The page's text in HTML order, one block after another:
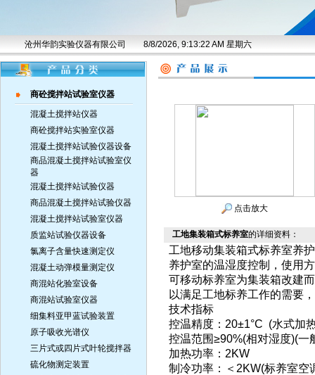
沧州华韵实验仪器有限公司 8/8/2026, 9:13:22 AM 星期六
商砼搅拌站试验室仪器
混凝土搅拌站仪器
商砼搅拌站实验室仪器
混凝土搅拌站试验仪器设备
商品混凝土搅拌站试验室仪
器
混凝土搅拌站试验仪器
商品混凝土搅拌站试验仪器
混凝土搅拌站试验室仪器
质监站试验仪器设备
氯离子含量快速测定仪
混凝土动弹模量测定仪
商混站化验室设备
商混站试验室仪器
细集料亚甲蓝试验装置
原子吸收光谱仪
三片式或四片式叶轮搅拌器
硫化物测定装置
点击放大
工地集装箱式标养室的详细资料：
工地移动集装箱式标养室养
养护室的温湿度控制，使用
可移动标养室为集装箱改建
以满足工地标养工作的需要
技术指标
控温精度：20±1°C (水式加
控温范围≥90%(相对湿度)(一
加热功率：2KW
制冷功率：＜2KW(标养室空